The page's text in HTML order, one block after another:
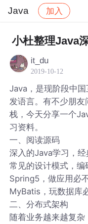
Java 加入
社区 Java
小杜整理Java
it_du
2019-10-12
Java，是现阶段中
发语言。有不少朋
栈，今天分享一个
习资料。
一、阅读源码
深入的Java学习，经
常见的设计模式，编
Spring5，做应用必
MyBatis，玩数据库
二、分布式架构
随着业务越来越复